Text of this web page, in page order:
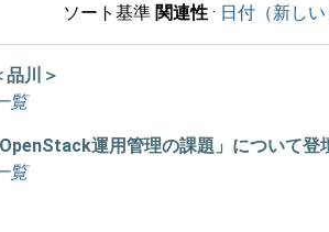
ソート基準 関連性 · 日付（新しい
川＞
覧
運用管理の課題」について登
覧